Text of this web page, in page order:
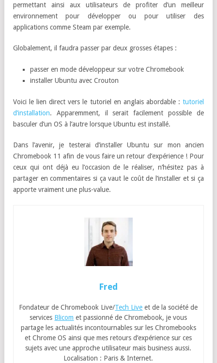
permettant ainsi aux utilisateurs de profiter d’un meilleur
environnement pour développer ou pour utiliser des
applications comme Steam par exemple.
Globalement, il faudra passer par deux grosses étapes :
passer en mode développeur sur votre Chromebook
installer Ubuntu avec Crouton
Voici le lien direct vers le tutoriel en anglais abordable : tutoriel
d’installation. Apparemment, il serait facilement possible de
basculer d’un OS à l’autre lorsque Ubuntu est installé.
Dans l’avenir, je testerai d’installer Ubuntu sur mon ancien
Chromebook 11 afin de vous faire un retour d’expérience ! Pour
ceux qui ont déjà eu l’occasion de le réaliser, n’hésitez pas à
partager en commentaires si ça vaut le coût de l’installer et si ça
apporte vraiment une plus-value.
Fred
Fondateur de Chromebook Live/Tech Live et de la société de
services Blicom et passionné de Chromebook, je vous
partage les actualités incontournables sur les Chromebooks
et Chrome OS ainsi que mes retours d’expérience sur ces
sujets avec une approche utilisateur mais business aussi.
Localisation : Paris & Internet.